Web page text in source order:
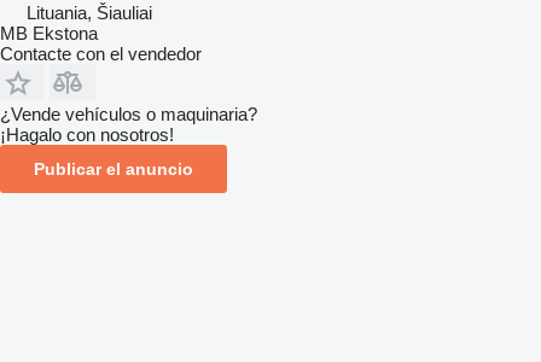
Lituania, Šiauliai
MB Ekstona
Contacte con el vendedor
¿Vende vehículos o maquinaria?
¡Hagalo con nosotros!
Publicar el anuncio